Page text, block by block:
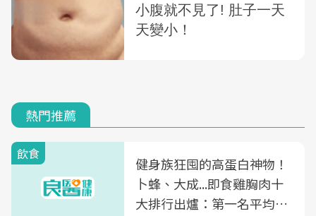
熱門推薦
飲食
健身族狂囤的高蛋白神物！
卜蜂、大成...即食雞胸肉十
大排行出爐：第一名平均一